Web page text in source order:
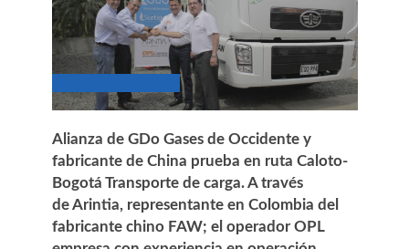
Alianza de GDo Gases de Occidente y
fabricante de China prueba en ruta Caloto-
Bogotá Transporte de carga. A través
de Arintia, representante en Colombia del
fabricante chino FAW; el operador OPL